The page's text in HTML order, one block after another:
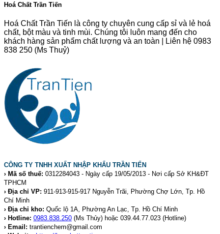
Hoá Chất Trần Tiến
Hoá Chất Trần Tiến là công ty chuyên cung cấp sỉ và lẻ hoá
chất, bột màu và tinh mùi. Chúng tôi luôn mang đến cho
khách hàng sản phẩm chất lượng và an toàn | Liên hệ 0983
838 250 (Ms Thuỷ)
CÔNG TY TNHH XUẤT NHẬP KHẨU TRẦN TIẾN
› Mã số thuế: 0312284043 - Ngày cấp 19/05/2013 - Nơi cấp Sở KH&ĐT
TPHCM
› Địa chỉ VP: 911-913-915-917 Nguyễn Trãi, Phường Chợ Lớn, Tp. Hồ
Chí Minh
› Địa chỉ kho: Quốc lộ 1A, Phường An Lạc, Tp. Hồ Chí Minh
› Hotline: 0983.838.250 (Ms Thủy) hoặc 039.44.77.023 (Hotline)
› Email: trantienchem@gmail.com